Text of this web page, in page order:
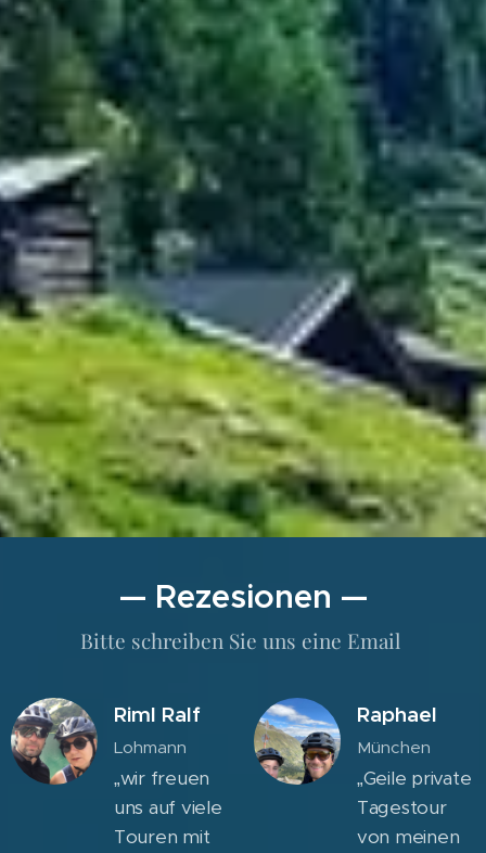
— Rezesionen —
Bitte schreiben Sie uns eine Email
Riml Ralf
Lohmann
„wir freuen
uns auf viele
Touren mit
Raphael
München
„Geile private
Tagestour
von meinen